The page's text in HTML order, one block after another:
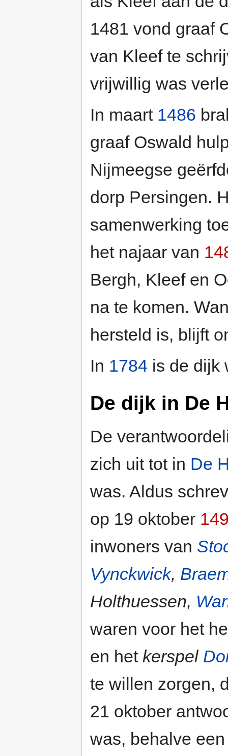
1481 vond graaf
van Kleef te
vrijwillig was
In maart 1486
graaf Oswald
Nijmeegse
dorp Persingen.
samenwerking
het najaar van
Bergh, Kleef en
na te komen.
hersteld is, blijft
In 1784 is de dijk
De dijk in De
De
zich uit tot in De
was. Aldus
op 19 oktober
inwoners van
Vynckwick,
Holthuessen,
waren voor het
en het kerspel
te willen zorgen,
21 oktober
was, behalve